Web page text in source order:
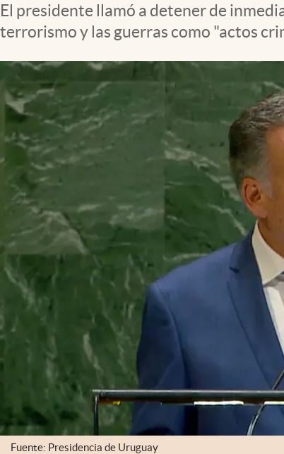
El presidente llamó a detener de
terrorismo y las guerras como "actos
Fuente: Presidencia de Uruguay